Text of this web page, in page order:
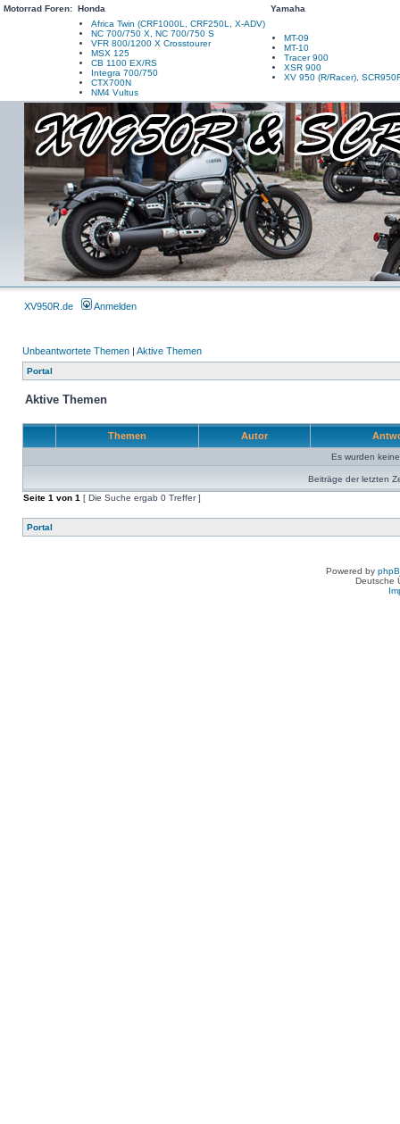
Motorrad Foren: Honda
Yamaha
Africa Twin (CRF1000L, CRF250L, X-ADV)
NC 700/750 X, NC 700/750 S
VFR 800/1200 X Crosstourer
MSX 125
CB 1100 EX/RS
Integra 700/750
CTX700N
NM4 Vultus
MT-09
MT-10
Tracer 900
XSR 900
XV 950 (R/Racer),
XV950R.de Anmelden
Unbeantwortete Themen | Aktive Themen
Portal
Aktive Themen
Themen Autor
Es wurden
Beiträge der letzten
Seite 1 von 1 [ Die Suche ergab 0 Treffer ]
Portal
Powered by
Deutsche